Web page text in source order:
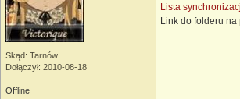
Skąd: Tarnów
Dołączył: 2010-08-18
Lista
Link do folderu na
Offline